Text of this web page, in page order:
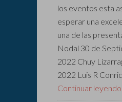
los eventos esta
esperar una
una de las
Nodal 30 de
2022 Chuy
2022 Luis R
Continuar